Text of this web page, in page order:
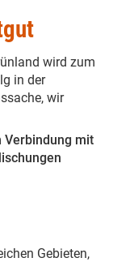
wird zum
in der
wir
Verbindung mit
Gebieten,